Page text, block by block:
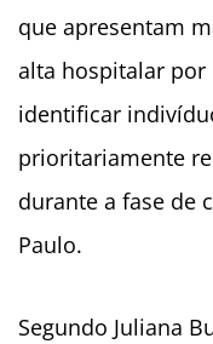
que apresentam
alta hospitalar por
identificar
prioritariamente
durante a fase de
Paulo.
Segundo Juliana